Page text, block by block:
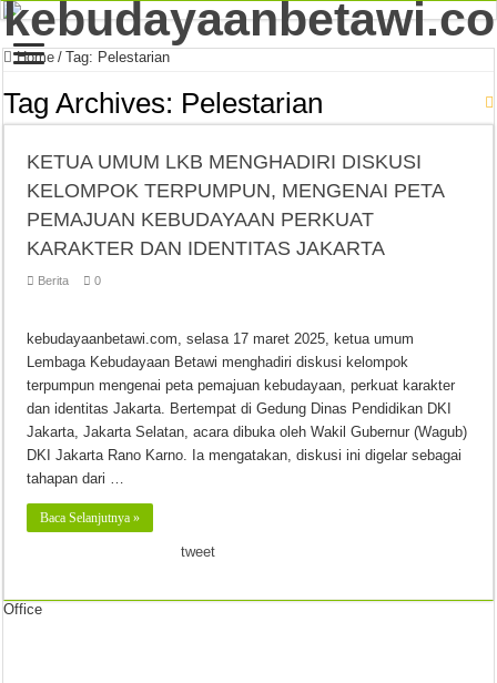
Home / Tag: Pelestarian
Tag Archives: Pelestarian
KETUA UMUM LKB MENGHADIRI DISKUSI
KELOMPOK TERPUMPUN, MENGENAI PETA
PEMAJUAN KEBUDAYAAN PERKUAT
KARAKTER DAN IDENTITAS JAKARTA
Berita 0
kebudayaanbetawi.com, selasa 17 maret 2025, ketua umum
Lembaga Kebudayaan Betawi menghadiri diskusi kelompok
terpumpun mengenai peta pemajuan kebudayaan, perkuat karakter
dan identitas Jakarta. Bertempat di Gedung Dinas Pendidikan DKI
Jakarta, Jakarta Selatan, acara dibuka oleh Wakil Gubernur (Wagub)
DKI Jakarta Rano Karno. Ia mengatakan, diskusi ini digelar sebagai
tahapan dari …
Baca Selanjutnya »
tweet
Office